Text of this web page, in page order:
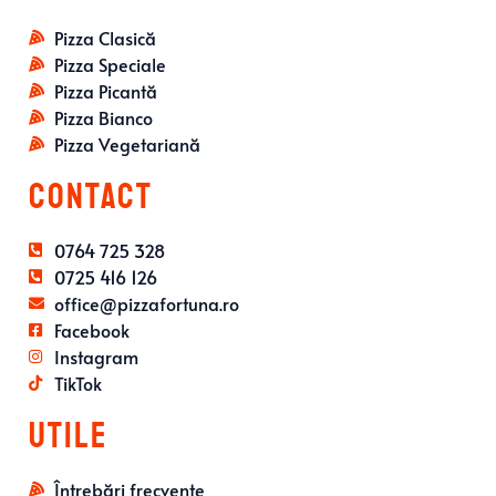
Pizza Clasică
Pizza Speciale
Pizza Picantă
Pizza Bianco
Pizza Vegetariană
Contact
0764 725 328
0725 416 126
office@pizzafortuna.ro
Facebook
Instagram
TikTok
Utile
Întrebări frecvente